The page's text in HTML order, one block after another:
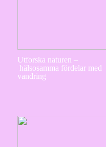
Utforska naturen –
hälsosamma fördelar med
vandring